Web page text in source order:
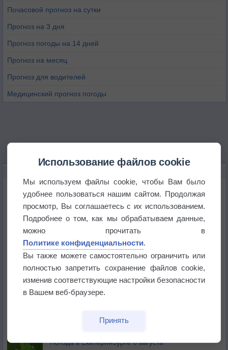
Почасовой прогноз на сутки
Прогноз на 3 дня
Прогноз погоды на 14 дней
Прогноз на месяц
Прогноз для водителей
Медицинский прогноз погоды
Космическая погода и транспорт
Приложение построит маршрут через тень
Атмосфера начала замерзать
В Приморье обнаружены морские волны тепла
Погода в Екатеринбурге 6 августа
Использование файлов cookie
Мы используем файлы cookie, чтобы Вам было
удобнее пользоваться нашим сайтом. Продолжая
просмотр, Вы соглашаетесь с их использованием.
Подробнее о том, как мы обрабатываем данные,
можно прочитать в
Политике конфиденциальности.
Вы также можете самостоятельно ограничить или
полностью запретить сохранение файлов cookie,
изменив соответствующие настройки безопасности
в Вашем веб-браузере.
Принять